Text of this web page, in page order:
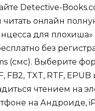
Detective-
читать онлайн
для плохиша»
без
(смс). Выберите
FB2, TXT, RTF,
чтением на
на Андроиде,